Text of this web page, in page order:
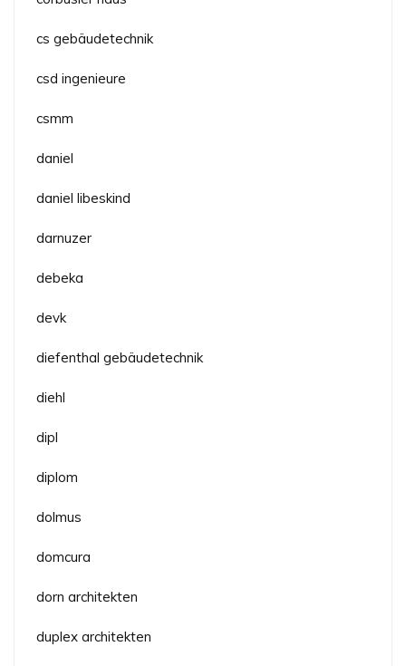
cs gebäudetechnik
csd ingenieure
csmm
daniel
daniel libeskind
darnuzer
debeka
devk
diefenthal gebäudetechnik
diehl
dipl
diplom
dolmus
domcura
dorn architekten
duplex architekten